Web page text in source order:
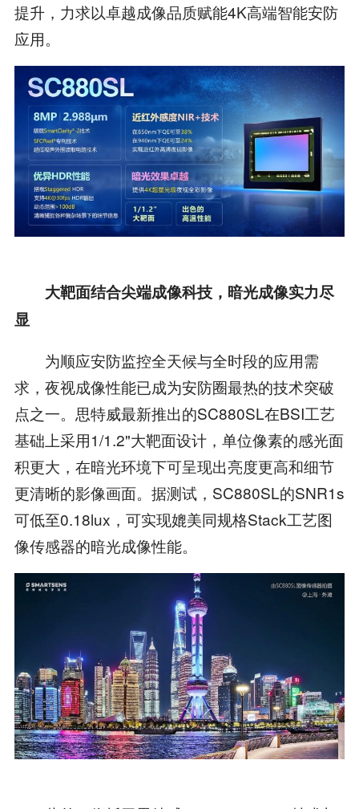
提升，力求以卓越成像品质赋能4K高端智能安防
应用。
大靶面结合尖端成像科技，暗光成像实力尽
显
为顺应安防监控全天候与全时段的应用需
求，夜视成像性能已成为安防圈最热的技术突破
点之一。思特威最新推出的SC880SL在BSI工艺
基础上采用1/1.2"大靶面设计，单位像素的感光面
积更大，在暗光环境下可呈现出亮度更高和细节
更清晰的影像画面。据测试，SC880SL的SNR1s
可低至0.18lux，可实现媲美同规格Stack工艺图
像传感器的暗光成像性能。